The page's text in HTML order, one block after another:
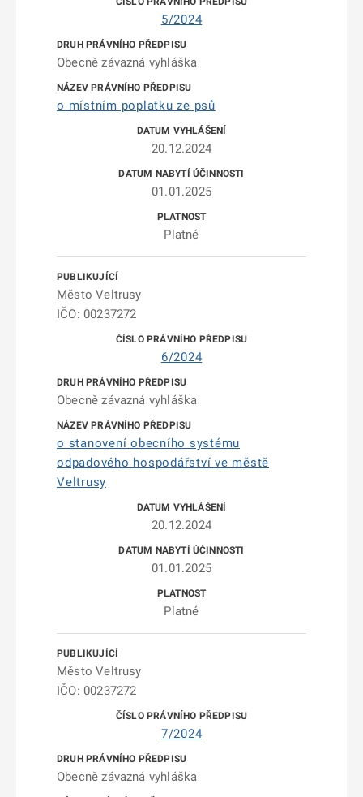
5/2024
Obecně závazná vyhláška
o místním poplatku ze psů
20.12.2024
01.01.2025
Platné
Město Veltrusy
IČO: 00237272
6/2024
Obecně závazná vyhláška
o stanovení obecního systému
odpadového hospodářství ve městě
Veltrusy
20.12.2024
01.01.2025
Platné
Město Veltrusy
IČO: 00237272
7/2024
Obecně závazná vyhláška